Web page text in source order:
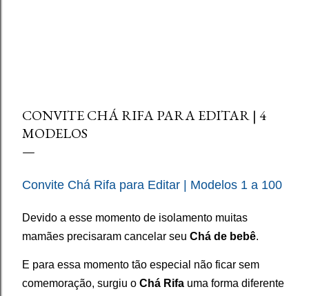
CONVITE CHÁ RIFA PARA EDITAR | 4
MODELOS
Convite Chá Rifa para Editar | Modelos 1 a 100
Devido a esse momento de isolamento muitas
mamães precisaram cancelar seu Chá de bebê.
E para essa momento tão especial não ficar sem
comemoração, surgiu o Chá Rifa uma forma diferente